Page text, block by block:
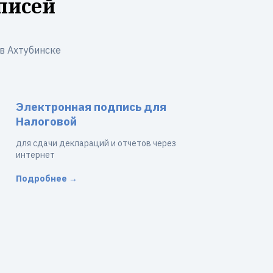
Ахтубинске
Электронная подпись для
Налоговой
для сдачи деклараций и отчетов через
интернет
Подробнее →